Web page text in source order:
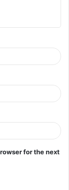
for the next